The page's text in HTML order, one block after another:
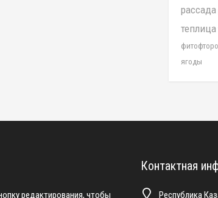
рассада
теплица
ягоды
редактирования, чтобы
Контактная
Республика